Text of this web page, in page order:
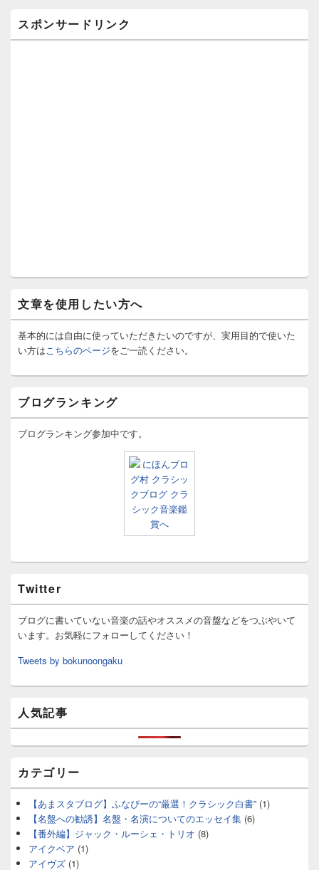
スポンサードリンク
文章を使用したい方へ
基本的には自由に使っていただきたいのですが、実用目的で使いた
い方はこちらのページをご一読ください。
ブログランキング
ブログランキング参加中です。
Twitter
ブログに書いていない音楽の話やオススメの音盤などをつぶやいて
います。お気軽にフォローしてください！
Tweets by bokunoongaku
人気記事
カテゴリー
【あまスタブログ】ふなぴーの“厳選！クラシック白書” (1)
【名盤への勧誘】名盤・名演についてのエッセイ集 (6)
【番外編】ジャック・ルーシェ・トリオ (8)
アイクベア (1)
アイヴズ (1)